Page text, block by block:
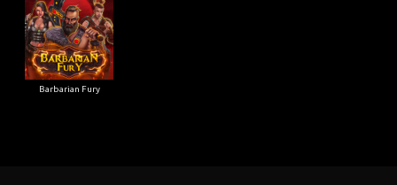
Barbarian Fury